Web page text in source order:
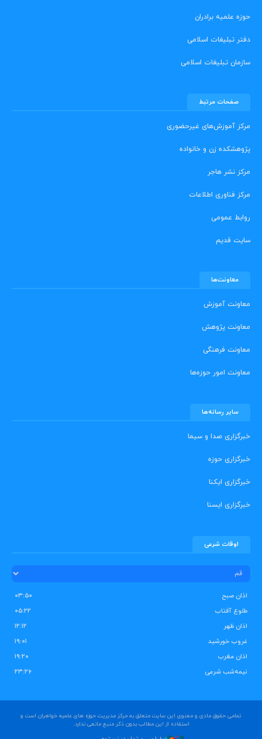
حوزه علمیه برادران
دفتر تبلیغات اسلامی
سازمان تبلیغات اسلامی
صفحات مرتبط
مرکز آموزش‌های غیرحضوری
پژوهشکده زن و خانواده
مرکز نشر هاجر
مرکز فناوری اطلاعات
روابط عمومی
سایت قدیم
معاونت‌ها
معاونت آموزش
معاونت پژوهش
معاونت فرهنگی
معاونت امور حوزه‌ها
سایر رسانه‌ها
خبرگزاری صدا و سیما
خبرگزاری حوزه
خبرگزاری ایکنا
خبرگزاری ایسنا
اوقات شرعی
اذان صبح
۰۳:۵۰
طلوع آفتاب
۰۵:۲۲
اذان ظهر
۱۲:۱۲
غروب خورشید
۱۹:۰۱
اذان مغرب
۱۹:۲۰
نیمه‌شب شرعی
۲۳:۲۶
تمامی حقوق مادی و معنوی این سایت متعلق به مرکز مدیریت حوزه های علمیه خواهران است و
استفاده از این مطالب بدون ذکر منبع مانعی ندارد.